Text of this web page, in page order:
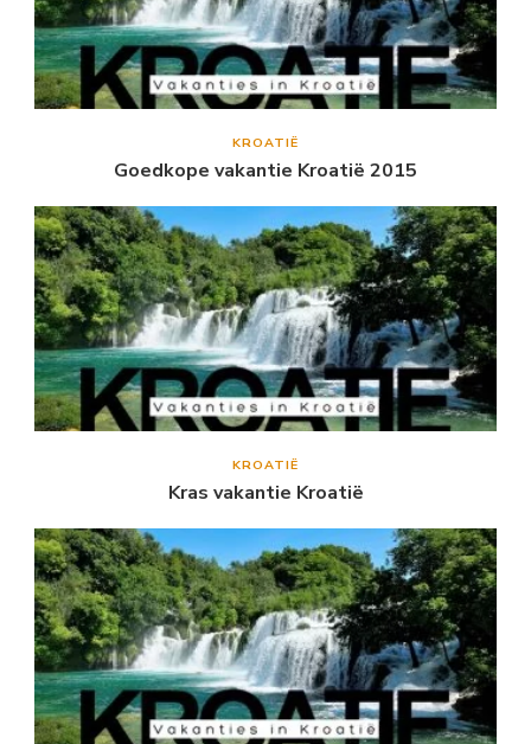
KROATIË
Goedkope vakantie Kroatië 2015
KROATIË
Kras vakantie Kroatië